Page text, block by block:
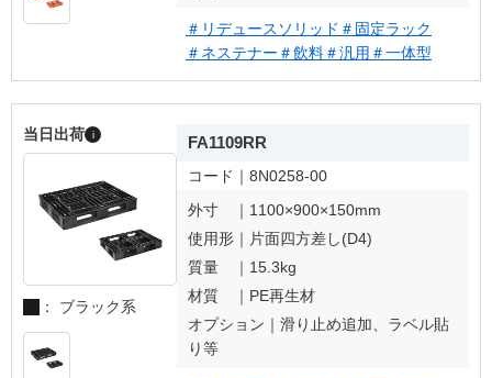
＃リデュースソリッド ＃固定ラック
＃ネステナー ＃飲料＃汎用 ＃一体型
当日出荷 i
： ブラック系
FA1109RR
コード｜ 8N0258-00
外寸 ｜ 1100×900×150mm
使用形｜ 片面四方差し(D4)
質量 ｜ 15.3kg
材質 ｜ PE再生材
オプション｜ 滑り止め追加、ラベル貼
り等